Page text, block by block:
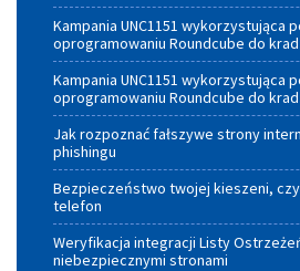
dla
Gmin
Województwa
Małopolskiego
Kampania UNC1151 wykorzystująca
oprogramowaniu Roundcube do
Kampania UNC1151 wykorzystująca
oprogramowaniu Roundcube do
Jak rozpoznać fałszywe strony
phishingu
Bezpieczeństwo twojej kieszeni,
telefon
Weryfikacja integracji Listy
niebezpiecznymi stronami